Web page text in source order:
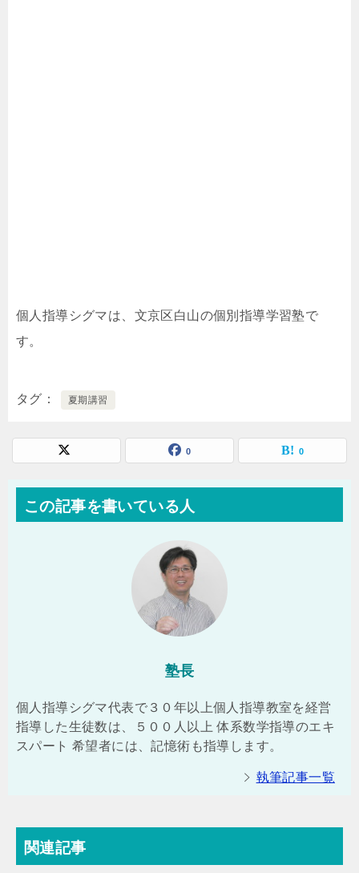
個人指導シグマは、文京区白山の個別指導学習塾で
す。
タグ 夏期講習
0 0
この記事を書いている人
塾長
個人指導シグマ代表で３０年以上個人指導教室を経営
指導した生徒数は、５００人以上 体系数学指導のエキ
スパート 希望者には、記憶術も指導します。
執筆記事一覧
関連記事